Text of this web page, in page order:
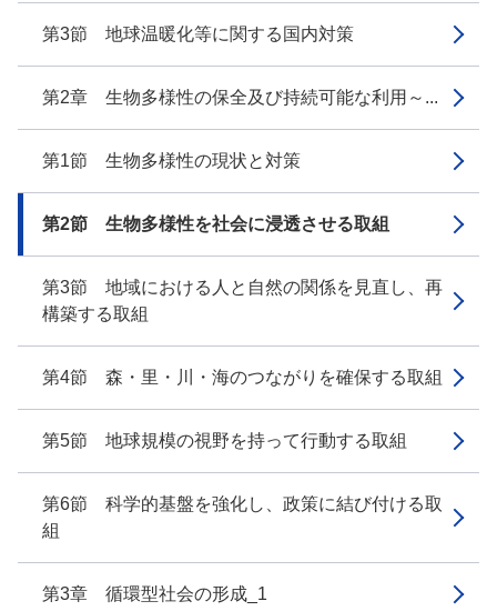
第3節 地球温暖化等に関する国内対策
第2章 生物多様性の保全及び持続可能な利用～...
第1節 生物多様性の現状と対策
第2節 生物多様性を社会に浸透させる取組
第3節 地域における人と自然の関係を見直し、再
構築する取組
第4節 森・里・川・海のつながりを確保する取組
第5節 地球規模の視野を持って行動する取組
第6節 科学的基盤を強化し、政策に結び付ける取
組
第3章 循環型社会の形成_1